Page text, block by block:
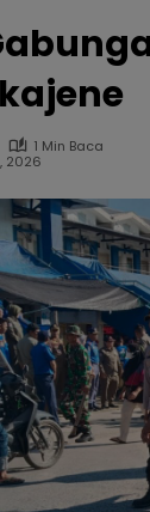
1 Min Baca
2026